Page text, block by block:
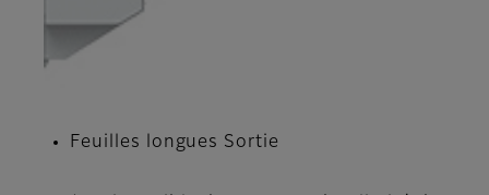
Feuilles longues Sortie